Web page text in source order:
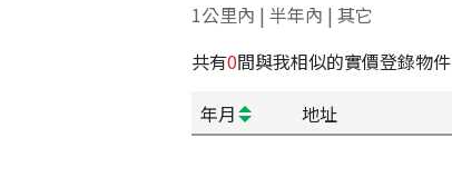
1公里內 | 半年內 | 其它
共有0間與我相似的實價登錄物件
年月
地址